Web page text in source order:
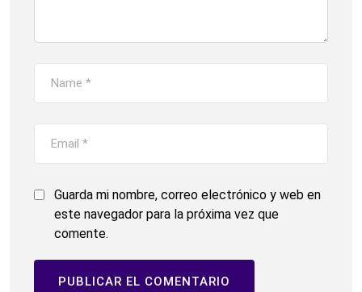
Guarda mi nombre, correo electrónico y web en
este navegador para la próxima vez que
comente.